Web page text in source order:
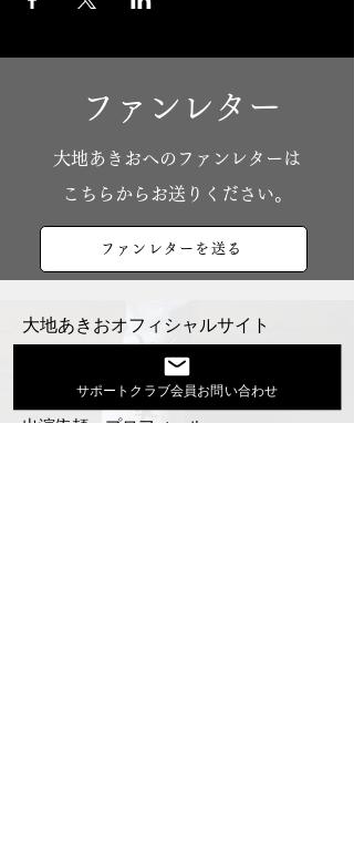
ファンレター
​大地あきおへのファンレターは
こちらからお送りください。
ファンレターを送る
大地あきおオフィシャルサイト
活動スケジュール
出演依頼・プロフィール
サポートクラブ会員お問い合わせ